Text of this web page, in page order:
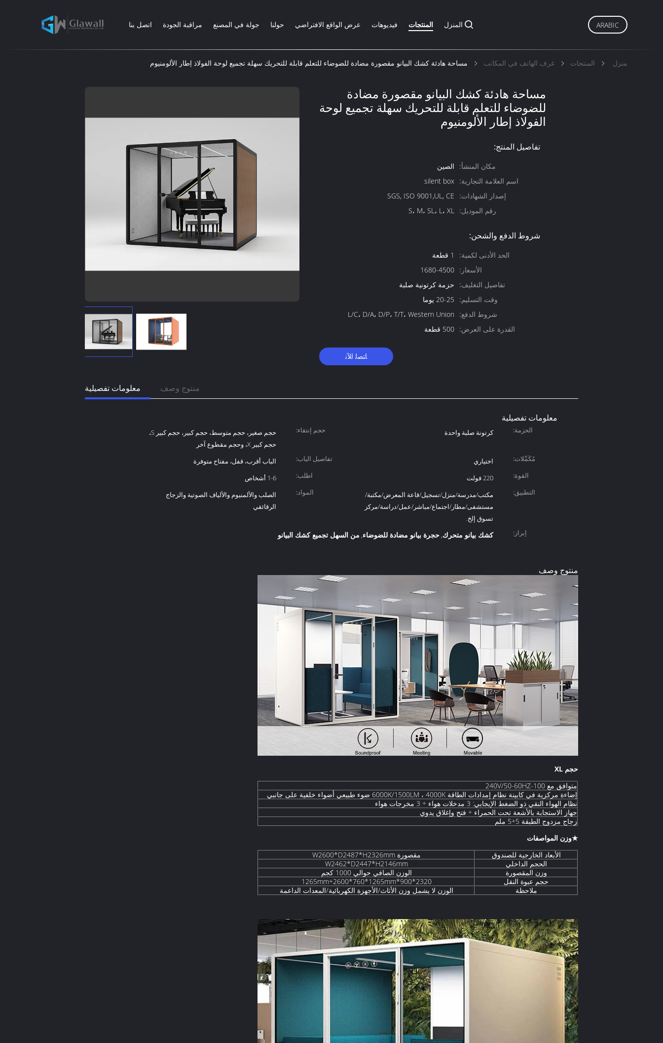
المنزل المنتجات فيديوهات عرض الواقع الافتراضي حولنا جولة في المصنع مراقبة الجودة اتصل بنا ARABIC
منزل المنتجات غرف الهاتف في المكاتب مساحة هادئة كشك البيانو مقصورة مضادة للضوضاء للتعلم قابلة للتحريك سهلة تجميع لوحة الفولاذ إطار الألومنيوم
مساحة هادئة كشك البيانو مقصورة مضادة
للضوضاء للتعلم قابلة للتحريك سهلة تجميع لوحة
الفولاذ إطار الألومنيوم
تفاصيل المنتج:
مكان المنشأ:
الصين
اسم العلامة التجارية: silent box
إصدار الشهادات:
SGS, ISO 9001,UL, CE
رقم الموديل: S، M، SL، L، XL
شروط الدفع والشحن:
الحد الأدنى لكمية:
1 قطعة
الأسعار: 1680-4500
تفاصيل التغليف:
حزمة كرتونية صلبة
وقت التسليم:
20-25 يوما
شروط الدفع:
L/C، D/A، D/P، T/T، Western Union
القدرة على العرض: 500 قطعة
ﺎﺘﺼﻟ ﺍﻶﻧ
معلومات تفصيلية منتوج وصف
معلومات تفصيلية
الحزمة: كرتونة صلبة واحدة حجم إنتقاء:
حجم صغير، حجم متوسط، حجم كبير، حجم كبير S،
حجم كبير X، وحجم مقطوع آخر
مُكَمِّلات:
اختياري تفاصيل الباب:
الباب أقرب، قفل، مفتاح متوفرة
القوة:
220 فولت اطلب:
1-6 أشخاص
التطبيق:
مكتب/مدرسة/منزل/تسجيل/قاعة المعرض/مكتبة/
مستشفى/مطار/اجتماع/مباشر/عمل/دراسة/مركز
تسوق إلخ.
المواد:
الصلب والألمنيوم والألياف الصوتية والزجاج
الرقائقي
إبراز: كشك بيانو متحرك, حجرة بيانو مضادة للضوضاء, من السهل تجميع كشك البيانو
منتوج وصف
حجم XL
متوافق مع 100-240V/50-60HZ
إضاءة مركزية في كابينة نظام إمدادات الطاقة 6000K/1500LM ، 4000K ضوء طبيعي أضواء خلفية على جانبي
نظام الهواء النقي ذو الضغط الإيجابي: 3 مدخلات هواء + 3 مخرجات هواء
جهاز الاستجابة بالأشعة تحت الحمراء + فتح وإغلاق يدوي
زجاج مزدوج الطبقة 5+5 ملم
★وزن المواصفات
الأبعاد الخارجية للصندوق
مقصورة W2600*D2487*H2326mm
الحجم الداخلي
W2462*D2447*H2146mm
وزن المقصورة
الوزن الصافي حوالي 1000 كجم
حجم عبوة النقل
2320*900*1265mm+2600*760*1265mm
ملاحظة
الوزن لا يشمل وزن الأثاث/الأجهزة الكهربائية/المعدات الداعمة